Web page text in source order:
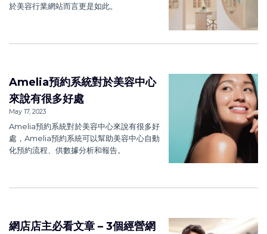
於美容行業網站而言更是如此。
Amelia預約系統對於美容中心
來說有很多好處
May 17, 2023
Amelia預約系統對於美容中心來說有很多好
處，Amelia預約系統可以幫助美容中心自動
化預約流程、供數據分析和報告。
網店店主必看文章 – 3個經營網